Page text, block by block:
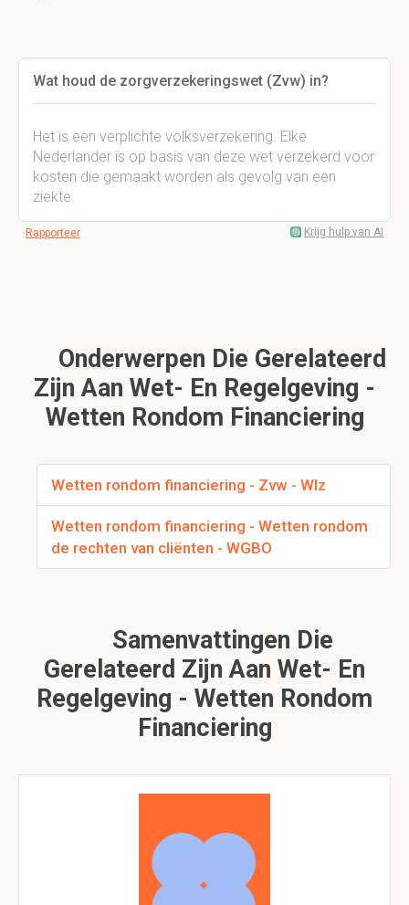
Wat houd de zorgverzekeringswet (Zvw) in?
Het is een verplichte volksverzekering. Elke
Nederlander is op basis van deze wet verzekerd voor
kosten die gemaakt worden als gevolg van een
ziekte.
Rapporteer Krijg hulp van AI
Onderwerpen Die Gerelateerd
Zijn Aan Wet- En Regelgeving -
Wetten Rondom Financiering
Wetten rondom financiering - Zvw - Wlz
Wetten rondom financiering - Wetten rondom
de rechten van cliënten - WGBO
Samenvattingen Die
Gerelateerd Zijn Aan Wet- En
Regelgeving - Wetten Rondom
Financiering